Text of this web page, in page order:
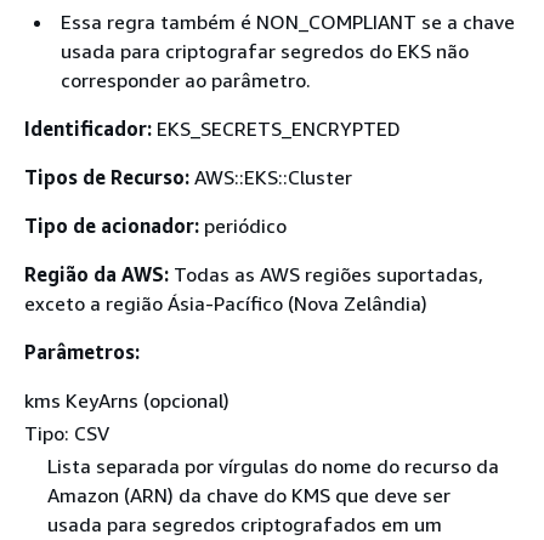
Essa regra também é NON_COMPLIANT se a chave
usada para criptografar segredos do EKS não
corresponder ao parâmetro.
Identificador: EKS_SECRETS_ENCRYPTED
Tipos de Recurso: AWS::EKS::Cluster
Tipo de acionador: periódico
Região da AWS: Todas as AWS regiões suportadas,
exceto a região Ásia-Pacífico (Nova Zelândia)
Parâmetros:
kms KeyArns (opcional)
Tipo: CSV
Lista separada por vírgulas do nome do recurso da
Amazon (ARN) da chave do KMS que deve ser
usada para segredos criptografados em um